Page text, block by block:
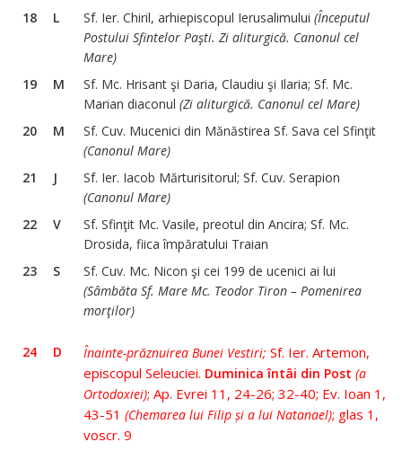
18 L Sf. Ier. Chiril, arhiepiscopul Ierusalimului (Începutul
Postului Sfintelor Paşti. Zi aliturgică. Canonul cel
Mare)
19
M
Sf. Mc. Hrisant şi Daria, Claudiu şi Ilaria; Sf. Mc.
Marian diaconul (Zi aliturgică. Canonul cel Mare)
20
M
Sf. Cuv. Mucenici din Mănăstirea Sf. Sava cel Sfinţit
(Canonul Mare)
21
J
Sf. Ier. Iacob Mărturisitorul; Sf. Cuv. Serapion
(Canonul Mare)
22
V
Sf. Sfinţit Mc. Vasile, preotul din Ancira; Sf. Mc.
Drosida, fiica împăratului Traian
23
S
Sf. Cuv. Mc. Nicon şi cei 199 de ucenici ai lui
(Sâmbăta Sf. Mare Mc. Teodor Tiron – Pomenirea
morţilor)
24 D Înainte-prăznuirea Bunei Vestiri; Sf. Ier. Artemon,
episcopul Seleuciei. Duminica întâi din Post (a
Ortodoxiei); Ap. Evrei 11, 24-26; 32-40; Ev. Ioan 1,
43-51 (Chemarea lui Filip și a lui Natanael); glas 1,
voscr. 9